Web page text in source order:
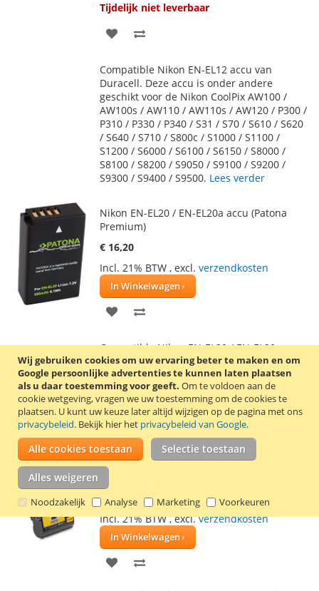
Wij gebruiken cookies om uw ervaring beter te maken en om
Google persoonlijke advertenties te kunnen laten plaatsen
als u daar toestemming voor geeft. Om te voldoen aan de
cookie wetgeving, vragen we uw toestemming om de cookies te
plaatsen. U kunt uw keuze later altijd wijzigen op de pagina met ons
privacybeleid. Bekijk hier het privacybeleid van Google.
Alle cookies toestaan Selectie toestaan
Alles weigeren
Noodzakelijk Analyse Marketing Voorkeuren
Tijdelijk niet leverbaar
VOEG
AAN
VERLANGLIJST
TE
VERGELIJKEN
Compatible Nikon EN-EL12 accu van
Duracell. Deze accu is onder andere
geschikt voor de Nikon CoolPix AW100 /
AW100s / AW110 / AW110s / AW120 / P300 /
P310 / P330 / P340 / S31 / S70 / S610 / S620
/ S640 / S710 / S800c / S1000 / S1100 /
S1200 / S6000 / S6100 / S6150 / S8000 /
S8100 / S8200 / S9050 / S9100 / S9200 /
S9300 / S9400 / S9500. Lees verder
Nikon EN-EL20 / EN-EL20a accu (Patona
Premium)
€ 16,20
Incl. 21% BTW , excl. verzendkosten
In Winkelwagen
VOEG
AAN
VERLANGLIJST
TE
VERGELIJKEN
Compatible Nikon EN-EL20 / EN-EL20a accu
van het Duitse kwaliteitsmerk Patona. Deze
accu is onder andere geschikt voor de
Nikon 1 J1, 1 J2, 1 J3, 1 S1, 1 V3 en
Blackmagic Pocket Cinema camera. De
Premium accu heeft een hogere capaciteit
dan de standaard Patona accu: 850 mAh /
6,1 Wh.Lees verder
€ 22,30
Incl. 21% BTW, excl.verzendkosten
In Winkelwagen
VOEG